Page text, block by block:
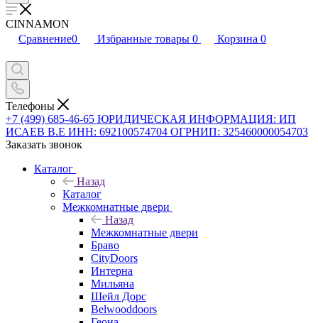
CINNAMON
Сравнение0 Избранные товары 0 Корзина 0
Телефоны
+7 (499) 685-46-65 ЮРИДИЧЕСКАЯ ИНФОРМАЦИЯ: ИП
ИСАЕВ В.Е ИНН: 692100574704 ОГРНИП: 325460000054703
Заказать звонок
Каталог
Назад
Каталог
Межкомнатные двери
Назад
Межкомнатные двери
Браво
CityDoors
Интерна
Мильяна
Шейл Дорс
Belwooddoors